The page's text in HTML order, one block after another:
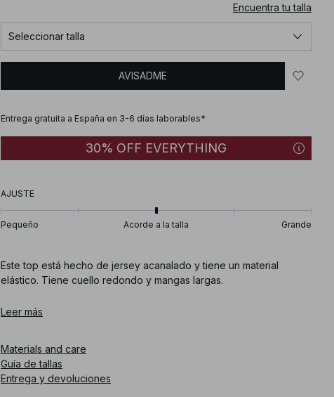
Encuentra tu talla
Seleccionar talla
AVISADME
Entrega gratuita a España en 3-6 días laborables*
30% OFF EVERYTHING
AJUSTE
Pequeño Acorde a la talla Grande
Este top está hecho de jersey acanalado y tiene un material
elástico. Tiene cuello redondo y mangas largas.
Núm. de artículo
Leer más
Materials and care
Guía de tallas
Entrega y devoluciones